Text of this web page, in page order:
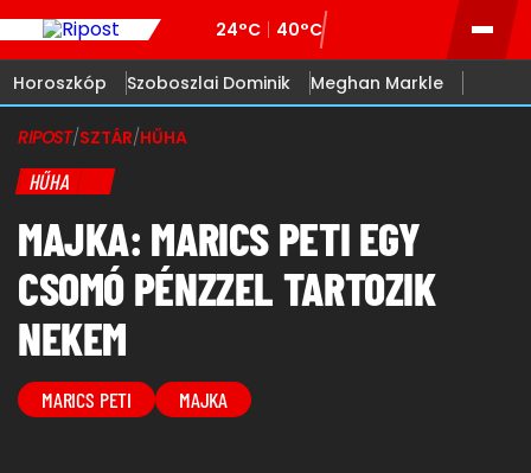
24°C 40°C
Horoszkóp Szoboszlai Dominik Meghan Markle
RIPOST/SZTÁR/HŰHA
HŰHA
MAJKA: MARICS PETI EGY
CSOMÓ PÉNZZEL TARTOZIK
NEKEM
MARICS PETI MAJKA